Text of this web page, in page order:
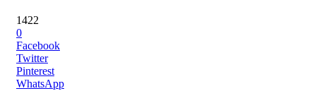
1422
0
Facebook
Twitter
Pinterest
WhatsApp